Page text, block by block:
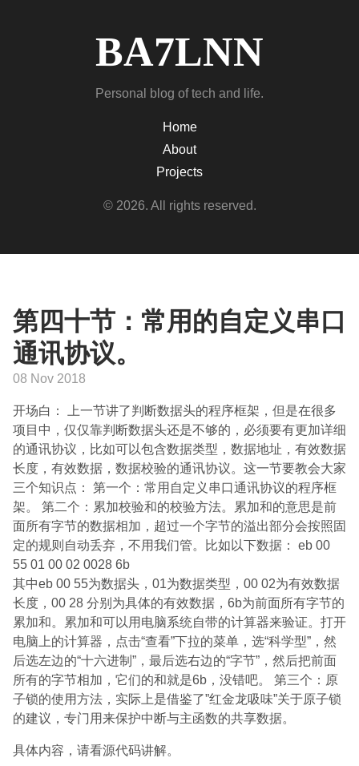
BA7LNN
Personal blog of tech and life.
Home
About
Projects
© 2026. All rights reserved.
第四十节：常用的自定义串口
通讯协议。
08 Nov 2018
开场白： 上一节讲了判断数据头的程序框架，但是在很多
项目中，仅仅靠判断数据头还是不够的，必须要有更加详细
的通讯协议，比如可以包含数据类型，数据地址，有效数据
长度，有效数据，数据校验的通讯协议。这一节要教会大家
三个知识点： 第一个：常用自定义串口通讯协议的程序框
架。 第二个：累加校验和的校验方法。累加和的意思是前
面所有字节的数据相加，超过一个字节的溢出部分会按照固
定的规则自动丢弃，不用我们管。比如以下数据： eb 00
55 01 00 02 0028 6b
其中eb 00 55为数据头，01为数据类型，00 02为有效数据
长度，00 28 分别为具体的有效数据，6b为前面所有字节的
累加和。累加和可以用电脑系统自带的计算器来验证。打开
电脑上的计算器，点击“查看”下拉的菜单，选“科学型”，然
后选左边的“十六进制”，最后选右边的“字节”，然后把前面
所有的字节相加，它们的和就是6b，没错吧。 第三个：原
子锁的使用方法，实际上是借鉴了”红金龙吸味”关于原子锁
的建议，专门用来保护中断与主函数的共享数据。
具体内容，请看源代码讲解。